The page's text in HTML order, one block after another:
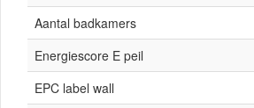
Aantal badkamers
Energiescore E peil
EPC label wall